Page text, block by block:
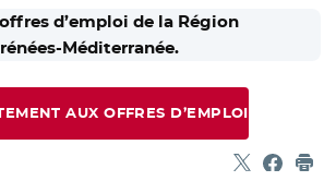
d’emploi de la Région
Méditerranée.
AUX OFFRES D’EMPLOI
Partager
- Nouvelle
-